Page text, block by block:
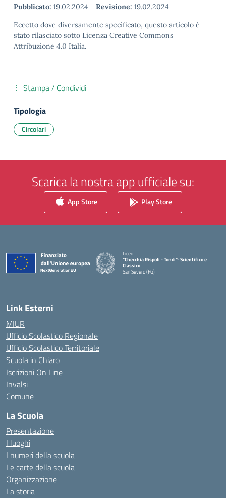
Pubblicato: 19.02.2024 - Revisione: 19.02.2024
Eccetto dove diversamente specificato, questo articolo è
stato rilasciato sotto Licenza Creative Commons
Attribuzione 4.0 Italia.
Stampa / Condividi
Tipologia
Circolari
Scarica la nostra app ufficiale su:
App Store Play Store
Liceo
"Checchia Rispoli - Tondi"- Scientifico e
Classico
San Severo (FG)
Link Esterni
MIUR
Ufficio Scolastico Regionale
Ufficio Scolastico Territoriale
Scuola in Chiaro
Iscrizioni On Line
Invalsi
Comune
La Scuola
Presentazione
I luoghi
I numeri della scuola
Le carte della scuola
Organizzazione
La storia